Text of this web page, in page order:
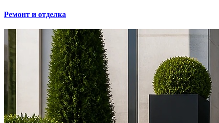
Ремонт и отделка